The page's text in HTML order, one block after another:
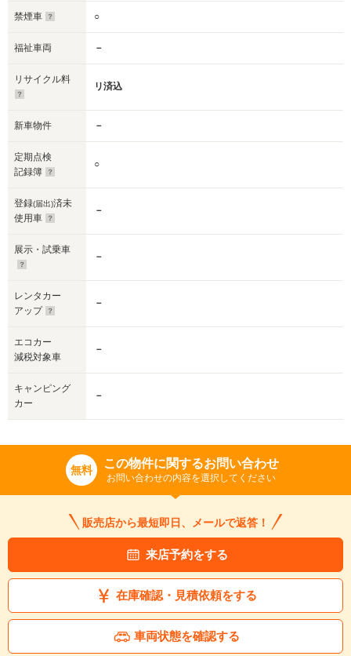
禁煙車 ○
福祉車両 －
リサイクル料
リ済込
新車物件 －
定期点検
記録簿
○
登録(届出)済未
使用車
－
展示・試乗車
－
レンタカー
アップ
－
エコカー
減税対象車
－
キャンピング
カー
－
無料 この物件に関するお問い合わせ
お問い合わせの内容を選択してください
販売店から最短即日、メールで返答！
来店予約をする
在庫確認・見積依頼をする
車両状態を確認する